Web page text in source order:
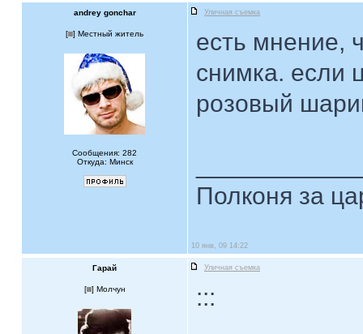
andrey gonchar Уличная съемка
[ ] Местный житель
Сообщения: 282
Откуда: Минск
есть мнение,
снимка. если
розовый
Полконя за
10 янв, 09 14:22
Гарай Уличная съемка
[ ] Молчун :::